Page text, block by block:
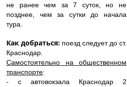
не ранее чем за 7 суток, но не
позднее, чем за сутки до начала
тура.
Как добраться: поезд следует до ст.
Краснодар.
Самостоятельно на общественном
транспорте:
- с автовокзала Краснодар 2